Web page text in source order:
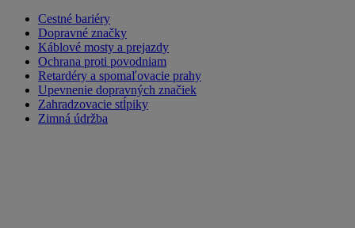
Cestné bariéry
Dopravné značky
Káblové mosty a prejazdy
Ochrana proti povodniam
Retardéry a spomaľovacie prahy
Upevnenie dopravných značiek
Zahradzovacie stĺpiky
Zimná údržba